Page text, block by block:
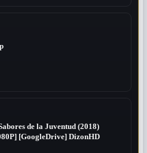
de la Juventud (2018)
[GoogleDrive] DizonHD